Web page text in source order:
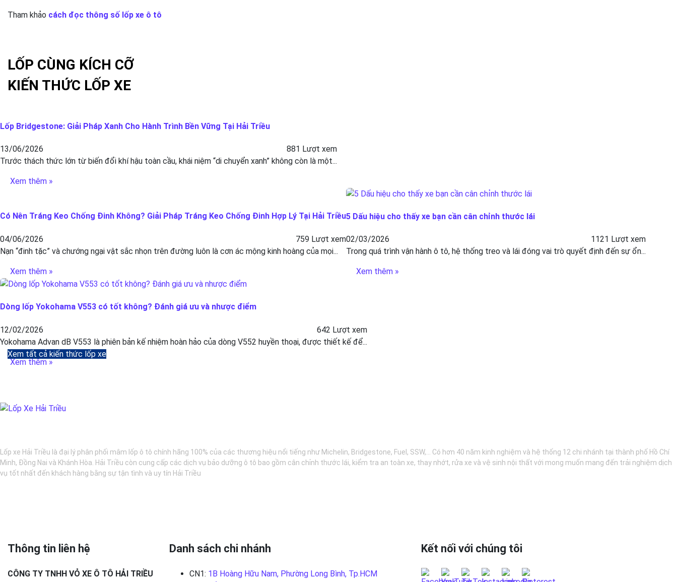
Tham khảo cách đọc thông số lốp xe ô tô
LỐP CÙNG KÍCH CỠ
KIẾN THỨC LỐP XE
Lốp Bridgestone: Giải Pháp Xanh Cho Hành Trình Bền Vững Tại Hải Triều
13/06/2026
881 Lượt xem
Trước thách thức lớn từ biến đổi khí hậu toàn cầu, khái niệm “di chuyển xanh” không còn là một...
Xem thêm »
Có Nên Tráng Keo Chống Đinh Không? Giải Pháp Tráng Keo Chống Đinh Hợp Lý Tại Hải Triều
04/06/2026
759 Lượt xem
Nạn “đinh tặc” và chướng ngại vật sắc nhọn trên đường luôn là cơn ác mộng kinh hoàng của mọi...
Xem thêm »
5 Dấu hiệu cho thấy xe bạn cần cân chỉnh thước lái
02/03/2026
1121 Lượt xem
Trong quá trình vận hành ô tô, hệ thống treo và lái đóng vai trò quyết định đến sự ổn...
Xem thêm »
Dòng lốp Yokohama V553 có tốt không? Đánh giá ưu và nhược điểm
12/02/2026
642 Lượt xem
Yokohama Advan dB V553 là phiên bản kế nhiệm hoàn hảo của dòng V552 huyền thoại, được thiết kế để...
Xem thêm »
Xem tất cả kiến thức lốp xe
Lốp xe Hải Triều là đại lý phân phối mâm lốp ô tô chính hãng 100% của các thương hiệu nổi tiếng như Michelin, Bridgestone, Fuel, SSW,... Có hơn 40 năm kinh nghiệm và hệ thống 12 chi nhánh tại thành phố Hồ Chí
Minh, Đồng Nai và Khánh Hòa. Hải Triều còn cung cấp các dịch vụ bảo dưỡng ô tô bao gồm cân chỉnh thước lái, kiểm tra an toàn xe, thay nhớt, rửa xe và vệ sinh nội thất với mong muốn mang đến trải nghiệm dịch
vụ tốt nhất đến khách hàng bằng sự tận tình và uy tín Hải Triều
Thông tin liên hệ
CÔNG TY TNHH VỎ XE Ô TÔ HẢI TRIỀU
Danh sách chi nhánh
CN1: 1B Hoàng Hữu Nam, Phường Long Bình, Tp.HCM
Kết nối với chúng tôi